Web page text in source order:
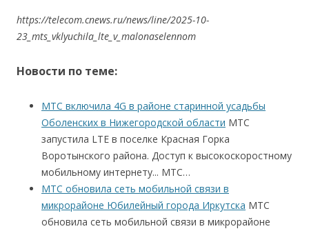
https://telecom.cnews.ru/news/line/2025-10-
23_mts_vklyuchila_lte_v_malonaselennom
Новости по теме:
МТС включила 4G в районе старинной усадьбы
Оболенских в Нижегородской области МТС
запустила LTE в поселке Красная Горка
Воротынского района. Доступ к высокоскоростному
мобильному интернету... МТС…
МТС обновила сеть мобильной связи в
микрорайоне Юбилейный города Иркутска МТС
обновила сеть мобильной связи в микрорайоне